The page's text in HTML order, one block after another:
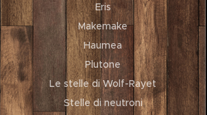
Eris
Makemake
Haumea
Plutone
Le stelle di Wolf-Rayet
Stelle di neutroni